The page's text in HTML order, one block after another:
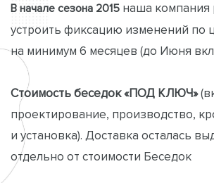
В начале сезона 2015 наша компания
устроить фиксацию изменений по
на минимум 6 месяцев (до Июня
Стоимость беседок «ПОД КЛЮЧ»
проектирование, производство,
и установка). Доставка осталась
отдельно от стоимости Беседок